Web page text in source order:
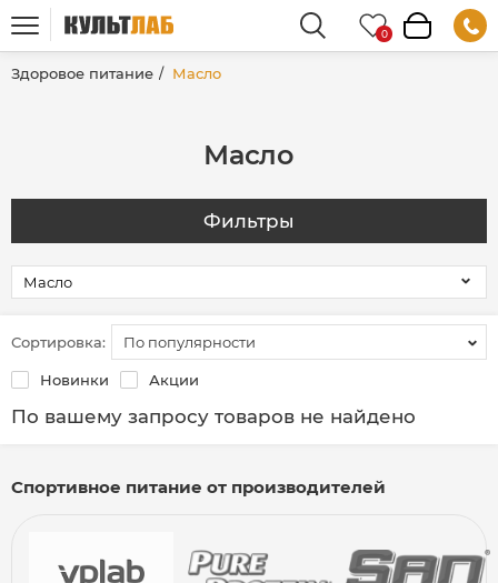
Здоровое питание Масло
Масло
Фильтры
Сортировка: По популярности
Новинки Акции
По вашему запросу товаров не найдено
Спортивное питание от производителей